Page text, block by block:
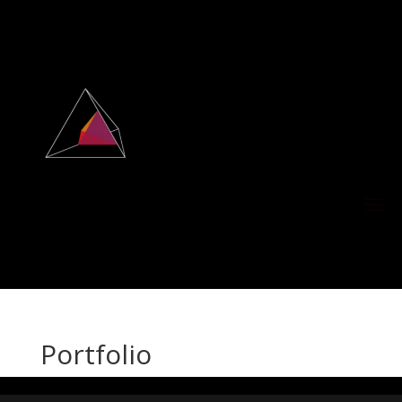
Portfolio